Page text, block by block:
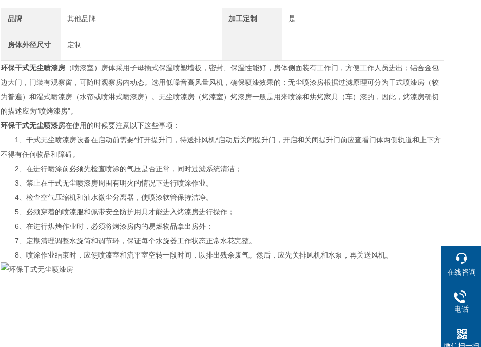
品牌 其他品牌 加工定制 是
房体外径尺寸 定制
环保干式无尘喷漆房 （喷漆室）房体采用子母插式保温喷塑墙板，密封、保温性能好，房体侧面装有工作门，方便工作人员进出；铝合金包
边大门，门装有观察窗，可随时观察房内动态。选用低噪音高风量风机，确保喷漆效果的；无尘喷漆房根据过滤原理可分为干式喷漆房（较
为普遍）和湿式喷漆房（水帘或喷淋式喷漆房）。无尘喷漆房（烤漆室）烤漆房一般是用来喷涂和烘烤家具（车）漆的，因此，烤漆房确切
的描述应为“喷烤漆房"。
环保干式无尘喷漆房在使用的时候要注意以下这些事项：
1、干式无尘喷漆房设备在启动前需要*打开提升门，待送排风机*启动后关闭提升门，开启和关闭提升门前应查看门体两侧轨道和上下方
不得有任何物品和障碍。
2、在进行喷涂前必须先检查喷涂的气压是否正常，同时过滤系统清洁；
3、禁止在干式无尘喷漆房周围有明火的情况下进行喷涂作业。
4、检查空气压缩机和油水微尘分离器，使喷漆软管保持洁净。
5、必须穿着的喷漆服和佩带安全防护用具才能进入烤漆房进行操作；
6、在进行烘烤作业时，必须将烤漆房内的易燃物品拿出房外；
7、定期清理调整水旋筒和调节环，保证每个水旋器工作状态正常水花完整。
8、喷涂作业结束时，应使喷漆室和流平室空转一段时间，以排出残余废气。然后，应先关排风机和水泵，再关送风机。
在线咨询
电话